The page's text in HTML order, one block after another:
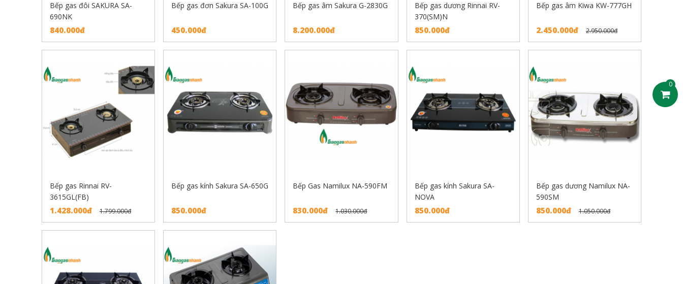
0
Bếp gas đôi SAKURA SA-
690NK
840.000đ
Bếp gas đơn Sakura SA-100G
450.000đ
Bếp gas âm Sakura G-2830G
8.200.000đ
Bếp gas dương Rinnai RV-
370(SM)N
850.000đ
Bếp gas âm Kiwa KW-777GH
2.450.000đ 2.950.000đ
Bếp gas Rinnai RV-
3615GL(FB)
1.428.000đ 1.799.000đ
Bếp gas kính Sakura SA-650G
850.000đ
Bếp Gas Namilux NA-590FM
830.000đ 1.030.000đ
Bếp gas kính Sakura SA-
NOVA
850.000đ
Bếp gas dương Namilux NA-
590SM
850.000đ 1.050.000đ